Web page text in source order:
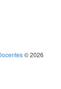
© 2026